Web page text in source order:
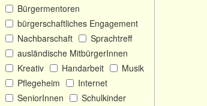
Bürgermentoren
bürgerschaftliches Engagement
Nachbarschaft
Sprachtreff
ausländische MitbürgerInnen
Kreativ
Handarbeit
Musik
Pflegeheim
Internet
SeniorInnen
Schulkinder